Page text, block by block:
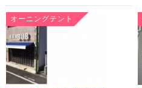
オーニングテント